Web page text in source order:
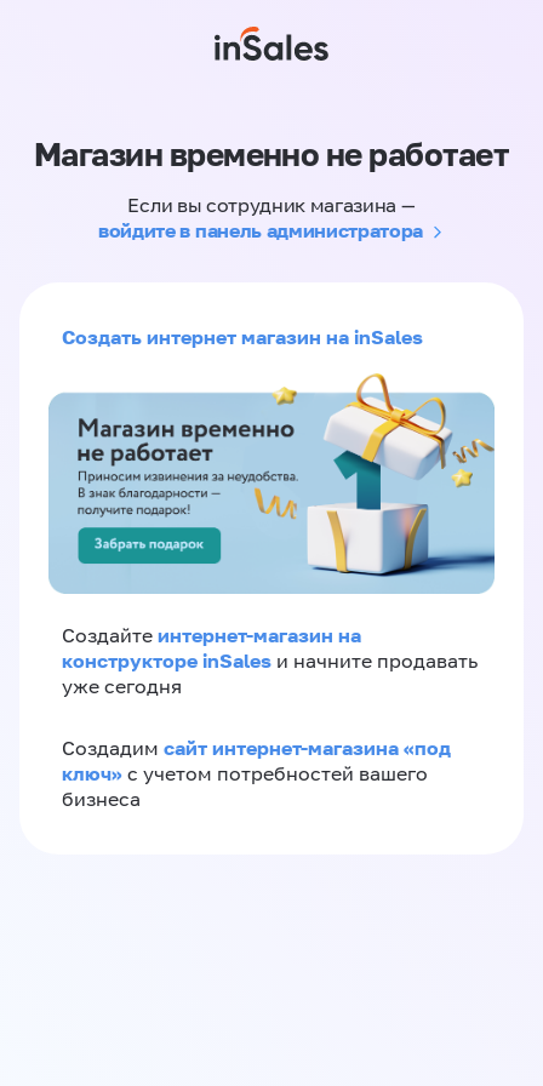
Магазин временно не работает
Если вы сотрудник магазина —
войдите в панель администратора
Создать интернет магазин на inSales
Создайте интернет-магазин на
конструкторе inSales и начните продавать
уже сегодня
Создадим сайт интернет-магазина «под
ключ» с учетом потребностей вашего
бизнеса